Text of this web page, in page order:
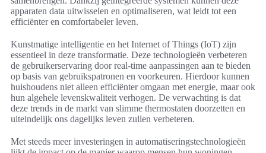
apparaten data uitwisselen en optimaliseren, wat leidt tot een
efficiënter en comfortabeler leven.
Kunstmatige intelligentie en het Internet of Things (IoT) zijn
essentieel in deze transformatie. Deze technologieën verbeteren
de gebruikerservaring door real-time aanpassingen aan te bieden
op basis van gebruikspatronen en voorkeuren. Hierdoor kunnen
huishoudens niet alleen efficiënter omgaan met energie, maar ook
hun algehele levenskwaliteit verhogen. De verwachting is dat
deze trends in de markt van slimme thermostaten doorzetten en
uiteindelijk ons dagelijks leven zullen verbeteren.
Met steeds meer investeringen in automatiseringstechnologieën